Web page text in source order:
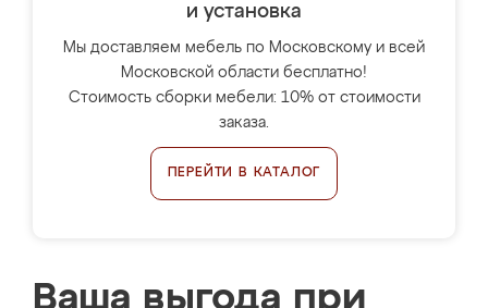
и установка
Мы доставляем мебель по Московскому и всей
Московской области бесплатно!
Стоимость сборки мебели: 10% от стоимости
заказа.
ПЕРЕЙТИ В КАТАЛОГ
Ваша выгода при